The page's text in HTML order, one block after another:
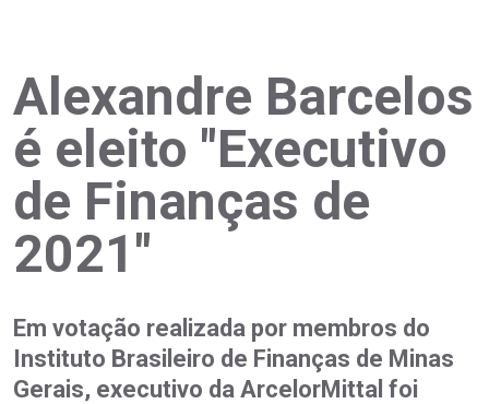
Alexandre Barcelos
é eleito "Executivo
de Finanças de
2021"
Em votação realizada por membros do
Instituto Brasileiro de Finanças de Minas
Gerais, executivo da ArcelorMittal foi